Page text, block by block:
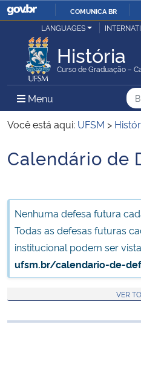
IR
COMUNICA BR
Ministério da Justiça e Segurança Pública
Ministério da Defesa
Ministério das Relações Exteriores
Ministério da Economia
Ministério da Agricultura, Pecuária e
Ministério da Educação
Ministério da Cidadania
LANGUAGES
História
Curso de Graduação –
Menu Menu Principal do
Você está aqui: UFSM >
Início do conteúdo
Calendário de
Nenhuma defesa futura
Todas as defesas futuras
institucional podem ser
ufsm.br/calendario-de-
VER